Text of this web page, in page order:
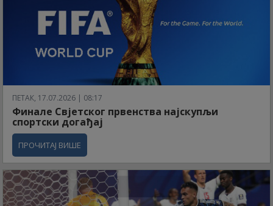
ПЕТАК, 17.07.2026 | 08:17
Финале Свјетског првенства најскупљи
спортски догађај
ПРОЧИТАЈ ВИШЕ